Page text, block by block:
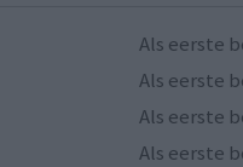
Als eerste
Als eerste
Als eerste
Als eerste